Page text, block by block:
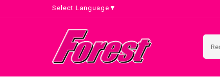
Select Language ▼